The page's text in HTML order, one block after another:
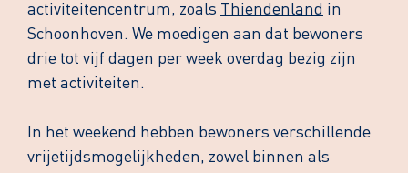
activiteitencentrum, zoals Thiendenland in
Schoonhoven. We moedigen aan dat bewoners
drie tot vijf dagen per week overdag bezig zijn
met activiteiten.
In het weekend hebben bewoners verschillende
vrijetijdsmogelijkheden, zowel binnen als